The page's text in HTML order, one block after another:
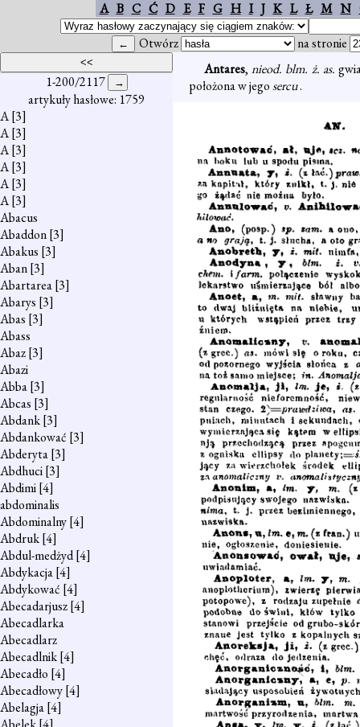
A B C Ć D E F G H I J K L Ł M N
Otwórz na stronie
1-200/2117
artykuły hasłowe: 1759
A[3]
A[3]
A[3]
A[3]
A[3]
A[3]
Abacus
Abaddon[3]
Abakus [3]
Aban[3]
Abartarea[3]
Abarys [3]
Abas [3]
Abass
Abaz[3]
Abazi
Abba[3]
Abcas [3]
Abdank[3]
Abdankować [3]
Abderyta[3]
Abdhuci[3]
Abdimi[4]
abdominalis
Abdominalny[4]
Abdruk[4]
Abdul-medżyd[4]
Abdykacja[4]
Abdykować [4]
Abecadarjusz[4]
Abecadlarka
Abecadlarz
Abecadlnik[4]
Abecadło [4]
Abecadłowy[4]
Abelagja[4]
Antares,nieod. blm. ż. as.
położona w jegosercu.